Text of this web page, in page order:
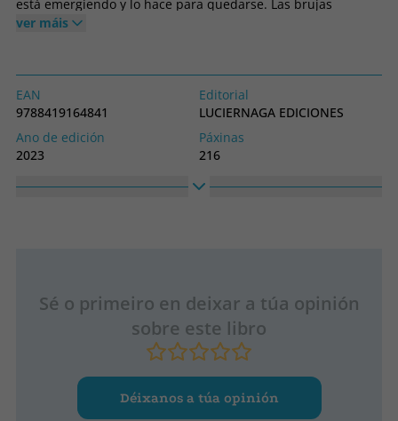
está emergiendo y lo hace para quedarse. Las brujas
modernas mezclan lo mejor de tiempos pasados con las
enseñan en nuestros colegios y universidades. Pero también
llevan turmalina negra y cuarzo, y colocan manojos de laurel
y romero sobre las puertas de su casa para dejar entrar solo
a la alegría y la buena suerte, alejando a las malas
influencias. En la práctica antigua y sagrada se ha afianzado
un nuevo tipo de arte que combina el poder de la acción con
la energía y la intención, prioriza la autorrealización y une su
ver máis
EAN
9788419164841
Editorial
LUCIERNAGA EDICIONES
Ano de edición
2023
Páxinas
216
Idioma
Sé o primeiro en deixar a túa opinión
sobre este libro
Déixanos a túa opinión